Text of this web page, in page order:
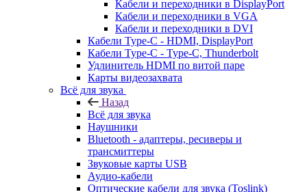
Кабели и переходники в DisplayPort
Кабели и переходники в VGA
Кабели и переходники в DVI
Кабели Type-C - HDMI, DisplayPort
Кабели Type-C - Type-C, Thunderbolt
Удлинитель HDMI по витой паре
Карты видеозахвата
Всё для звука
Назад
Всё для звука
Наушники
Bluetooth - адаптеры, ресиверы и
трансмиттеры
Звуковые карты USB
Аудио-кабели
Оптические кабели для звука (Toslink)